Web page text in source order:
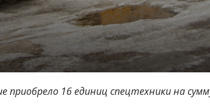
приобрело 16 единиц спецтехники на